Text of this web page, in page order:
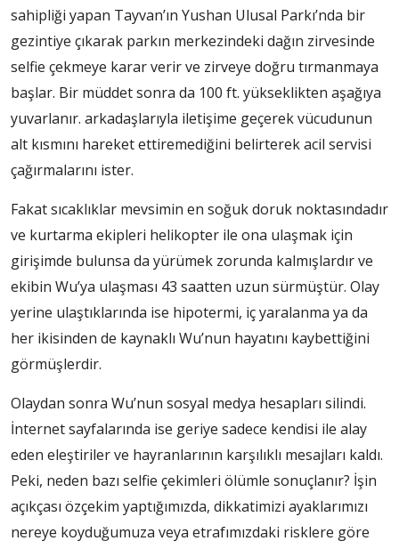
sahipliği yapan Tayvan’ın Yushan Ulusal Parkı’nda bir
gezintiye çıkarak parkın merkezindeki dağın zirvesinde
selfie çekmeye karar verir ve zirveye doğru tırmanmaya
başlar. Bir müddet sonra da 100 ft. yükseklikten aşağıya
yuvarlanır. arkadaşlarıyla iletişime geçerek vücudunun
alt kısmını hareket ettiremediğini belirterek acil servisi
çağırmalarını ister.
Fakat sıcaklıklar mevsimin en soğuk doruk noktasındadır
ve kurtarma ekipleri helikopter ile ona ulaşmak için
girişimde bulunsa da yürümek zorunda kalmışlardır ve
ekibin Wu’ya ulaşması 43 saatten uzun sürmüştür. Olay
yerine ulaştıklarında ise hipotermi, iç yaralanma ya da
her ikisinden de kaynaklı Wu’nun hayatını kaybettiğini
görmüşlerdir.
Olaydan sonra Wu’nun sosyal medya hesapları silindi.
İnternet sayfalarında ise geriye sadece kendisi ile alay
eden eleştiriler ve hayranlarının karşılıklı mesajları kaldı.
Peki, neden bazı selfie çekimleri ölümle sonuçlanır? İşin
açıkçası özçekim yaptığımızda, dikkatimizi ayaklarımızı
nereye koyduğumuza veya etrafımızdaki risklere göre